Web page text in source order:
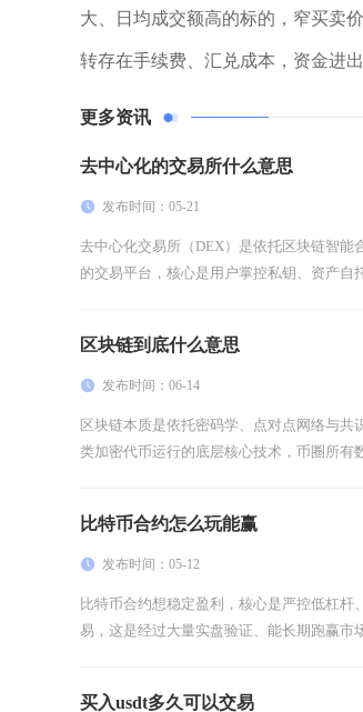
大、日均成交额高的标的，窄买卖
转存在手续费、汇兑成本，资金进
更多资讯
去中心化的交易所什么意思
发布时间：05-21
去中心化交易所（DEX）是依托区块链智
的交易平台，核心是用户掌控私钥、资产自
区块链到底什么意思
发布时间：06-14
区块链本质是依托密码学、点对点网络与
类加密代币运行的底层核心技术，币圈所有
比特币合约怎么玩能赢
发布时间：05-12
比特币合约想稳定盈利，核心是严控低杠杆
易，这是经过大量实盘验证、能长期跑赢市
买入usdt多久可以交易